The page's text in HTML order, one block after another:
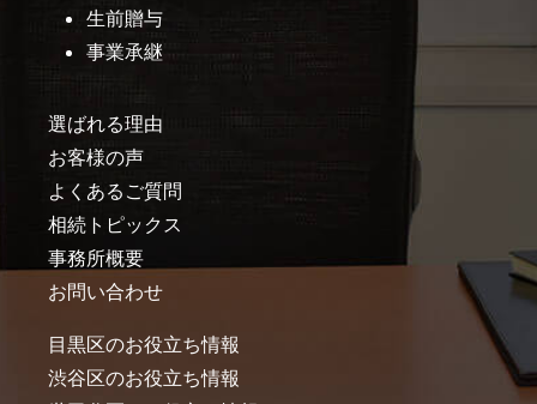
生前贈与
事業承継
選ばれる理由
お客様の声
よくあるご質問
相続トピックス
事務所概要
お問い合わせ
目黒区のお役立ち情報
渋谷区のお役立ち情報